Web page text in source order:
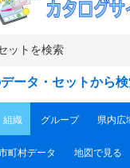
ータ・セットから
組織 グループ 県内広
町村データ 地図で見る